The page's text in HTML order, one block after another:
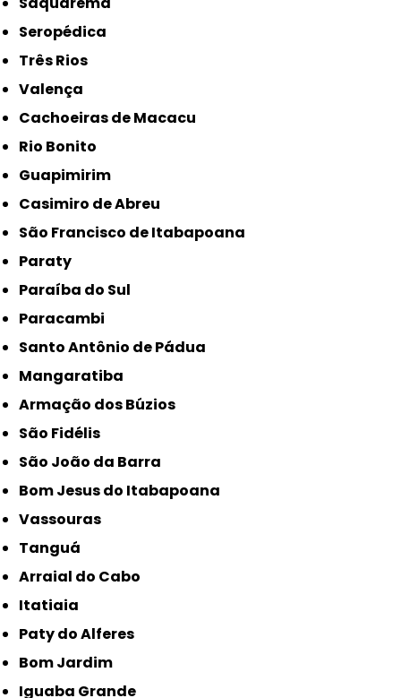
Seropédica
Três Rios
Valença
Cachoeiras de Macacu
Rio Bonito
Guapimirim
Casimiro de Abreu
São Francisco de Itabapoana
Paraty
Paraíba do Sul
Paracambi
Santo Antônio de Pádua
Mangaratiba
Armação dos Búzios
São Fidélis
São João da Barra
Bom Jesus do Itabapoana
Vassouras
Tanguá
Arraial do Cabo
Itatiaia
Paty do Alferes
Bom Jardim
Iguaba Grande